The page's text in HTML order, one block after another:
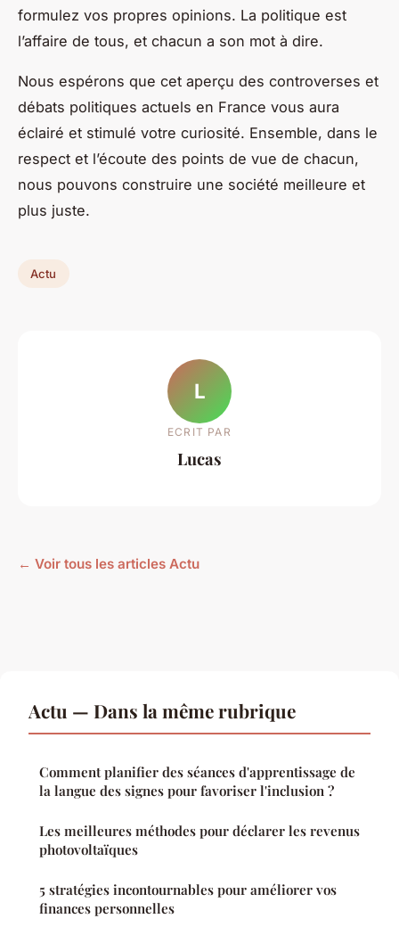
formulez vos propres opinions. La politique est
l’affaire de tous, et chacun a son mot à dire.
Nous espérons que cet aperçu des controverses et
débats politiques actuels en France vous aura
éclairé et stimulé votre curiosité. Ensemble, dans le
respect et l’écoute des points de vue de chacun,
nous pouvons construire une société meilleure et
plus juste.
Actu
L
ECRIT PAR
Lucas
← Voir tous les articles Actu
Actu — Dans la même rubrique
Comment planifier des séances d'apprentissage de
la langue des signes pour favoriser l'inclusion ?
Les meilleures méthodes pour déclarer les revenus
photovoltaïques
5 stratégies incontournables pour améliorer vos
finances personnelles